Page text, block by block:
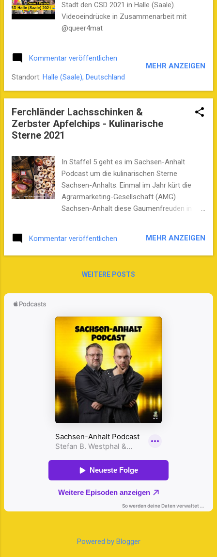
Stadt den CSD 2021 in Halle (Saale).
Videoeindrücke in Zusammenarbeit mit
@queer4mat
Kommentar veröffentlichen
Standort: Halle (Saale), Deutschland
MEHR ANZEIGEN
Ferchländer Lachsschinken &
Zerbster Apfelchips - Kulinarische
Sterne 2021
In Staffel 5 geht es im Sachsen-Anhalt
Podcast um die kulinarischen Sterne
Sachsen-Anhalts. Einmal im Jahr kürt die
Agrarmarketing-Gesellschaft (AMG)
Sachsen-Anhalt diese Gaumenfreuden in
dieser finalen Folge dreht es sich um
Ferchländer Lachsschinken von der
um Original Zerbster Apfelchips von der
Ausschlag für den Sieg gegeben hat.
Thomas Wolffgang , Vorsitzender des
Landesverbandes der Köche
Mitteldeutschlands gibt kulinarische Tipps
zur Verwendung der Siegerprodukte und
Ernährungsdoc Dr. Carl Meißner (laut Focus-
Ranking unter den Top 100 in Deutschland)
wirft einen Blick auf die gesundheitlichen
Aspekte. Kulinarische Sterne-Box gewinnen!
ausgehen, gibt es am Ende jeder Staffelfolge
Kommentar veröffentlichen MEHR ANZEIGEN
WEITERE POSTS
Powered by Blogger